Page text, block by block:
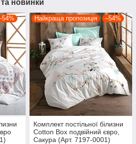
та новинки
Найкраща пропозиція –54%
Комплект постільної білизни
Cotton Box подвійний євро,
Сакура (Арт. 7197-0001)